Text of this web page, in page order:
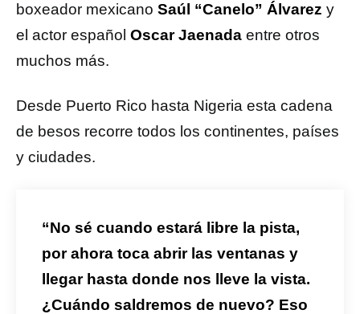
boxeador mexicano Saúl “Canelo” Álvarez y
el actor español Oscar Jaenada entre otros
muchos más.
Desde Puerto Rico hasta Nigeria esta cadena
de besos recorre todos los continentes, países
y ciudades.
“No sé cuando estará libre la pista,
por ahora toca abrir las ventanas y
llegar hasta donde nos lleve la vista.
¿Cuándo saldremos de nuevo? Eso